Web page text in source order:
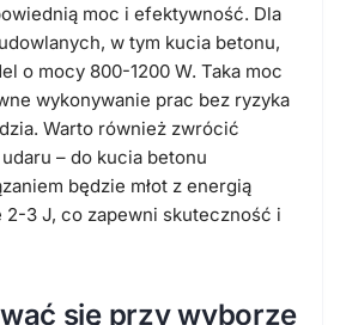
moc i efektywność. Dla
w tym kucia betonu,
o mocy 800-1200 W. Taka moc
wykonywanie prac bez ryzyka
Warto również zwrócić
– do kucia betonu
będzie młot z energią
2-3 J, co zapewni skuteczność i
się przy wyborze